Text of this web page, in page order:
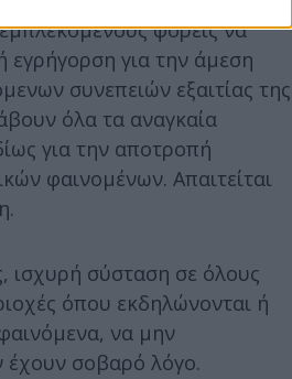
φορείς να
εγρήγορση για την άμεση
συνεπειών εξαιτίας της
όλα τα αναγκαία
για την αποτροπή
φαινομένων. Απαιτείται
ισχυρή σύσταση σε όλους
όπου εκδηλώνονται ή
να μην
έχουν σοβαρό λόγο.